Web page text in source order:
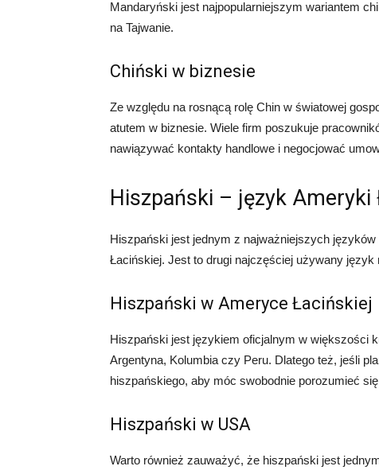
Mandaryński jest najpopularniejszym wariantem
na Tajwanie.
Chiński w biznesie
Ze względu na rosnącą rolę Chin w światowej
atutem w biznesie. Wiele firm poszukuje
nawiązywać kontakty handlowe i negocjować
Hiszpański – język Ameryki
Hiszpański jest jednym z najważniejszych
Łacińskiej. Jest to drugi najczęściej używany
Hiszpański w Ameryce Łacińskiej
Hiszpański jest językiem oficjalnym w większości
Argentyna, Kolumbia czy Peru. Dlatego też, jeśli
hiszpańskiego, aby móc swobodnie porozumieć
Hiszpański w USA
Warto również zauważyć, że hiszpański jest